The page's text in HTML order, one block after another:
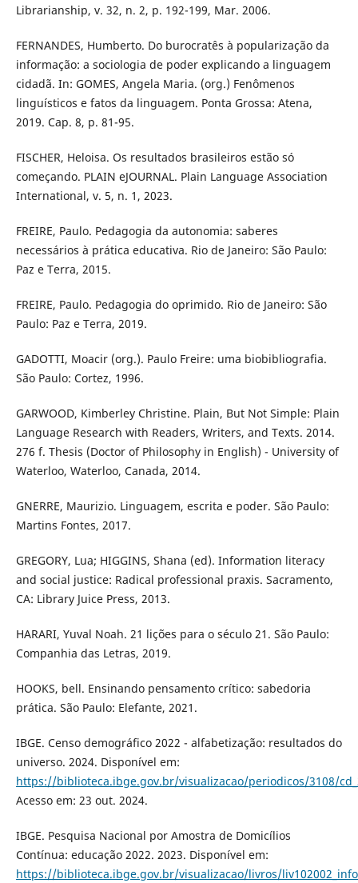
Librarianship, v. 32, n. 2, p. 192-199, Mar. 2006.
FERNANDES, Humberto. Do burocratês à popularização da
informação: a sociologia de poder explicando a linguagem
cidadã. In: GOMES, Angela Maria. (org.) Fenômenos
linguísticos e fatos da linguagem. Ponta Grossa: Atena,
2019. Cap. 8, p. 81-95.
FISCHER, Heloisa. Os resultados brasileiros estão só
começando. PLAIN eJOURNAL. Plain Language Association
International, v. 5, n. 1, 2023.
FREIRE, Paulo. Pedagogia da autonomia: saberes
necessários à prática educativa. Rio de Janeiro: São Paulo:
Paz e Terra, 2015.
FREIRE, Paulo. Pedagogia do oprimido. Rio de Janeiro: São
Paulo: Paz e Terra, 2019.
GADOTTI, Moacir (org.). Paulo Freire: uma biobibliografia.
São Paulo: Cortez, 1996.
GARWOOD, Kimberley Christine. Plain, But Not Simple: Plain
Language Research with Readers, Writers, and Texts. 2014.
276 f. Thesis (Doctor of Philosophy in English) - University of
Waterloo, Waterloo, Canada, 2014.
GNERRE, Maurizio. Linguagem, escrita e poder. São Paulo:
Martins Fontes, 2017.
GREGORY, Lua; HIGGINS, Shana (ed). Information literacy
and social justice: Radical professional praxis. Sacramento,
CA: Library Juice Press, 2013.
HARARI, Yuval Noah. 21 lições para o século 21. São Paulo:
Companhia das Letras, 2019.
HOOKS, bell. Ensinando pensamento crítico: sabedoria
prática. São Paulo: Elefante, 2021.
IBGE. Censo demográfico 2022 - alfabetização: resultados do
universo. 2024. Disponível em:
https://biblioteca.ibge.gov.br/visualizacao/periodicos/3108/
Acesso em: 23 out. 2024.
IBGE. Pesquisa Nacional por Amostra de Domicílios
Contínua: educação 2022. 2023. Disponível em:
https://biblioteca.ibge.gov.br/visualizacao/livros/